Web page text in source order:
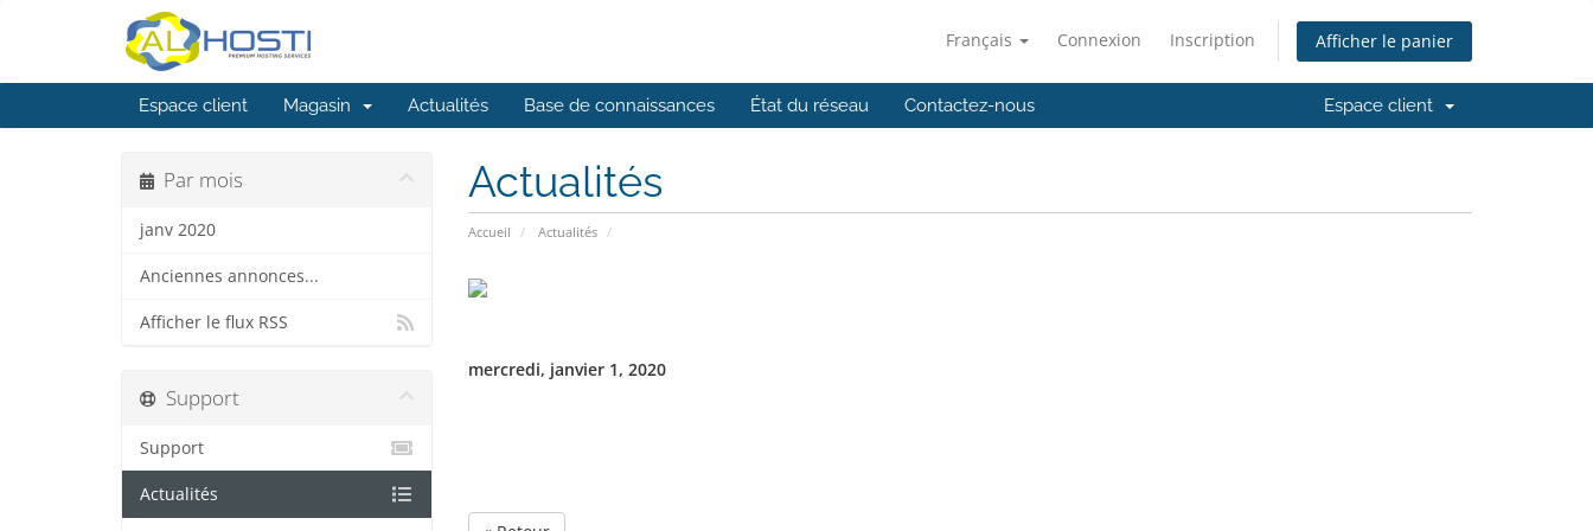
Français Connexion Inscription Afficher le panier
Espace client Magasin Actualités Base de connaissances État du réseau Contactez-nous Espace client
Actualités
Accueil Actualités
Par mois
janv 2020
Anciennes annonces...
Afficher le flux RSS
mercredi, janvier 1, 2020
Support
Support
Actualités